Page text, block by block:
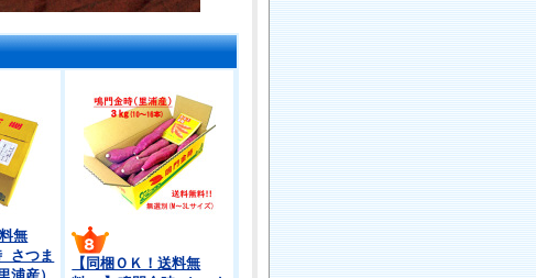
無
さつま
【同梱ＯＫ！送料無